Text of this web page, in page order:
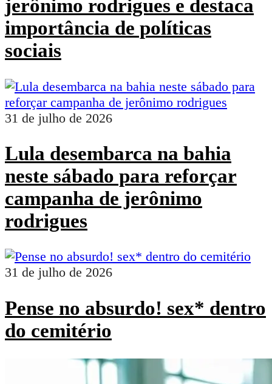
jerônimo rodrigues e destaca
importância de políticas
sociais
31 de julho de 2026
Lula desembarca na bahia
neste sábado para reforçar
campanha de jerônimo
rodrigues
31 de julho de 2026
Pense no absurdo! sex* dentro
do cemitério